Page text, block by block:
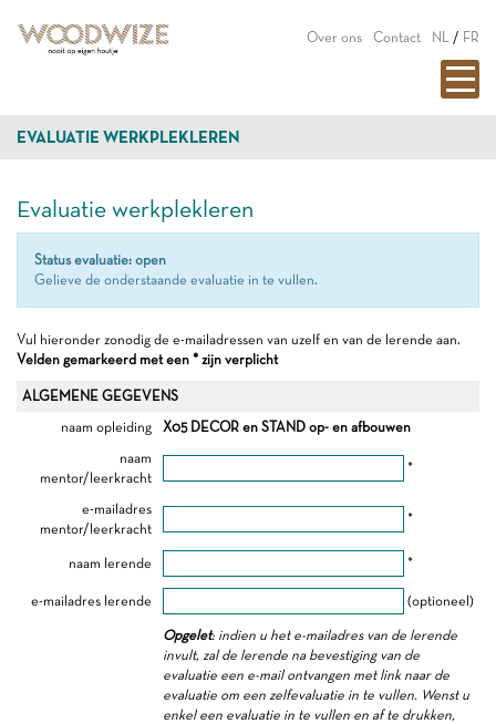
Over ons Contact NL / FR
EVALUATIE WERKPLEKLEREN
Evaluatie werkplekleren
Status evaluatie: open
Gelieve de onderstaande evaluatie in te vullen.
Vul hieronder zonodig de e-mailadressen van uzelf en van de lerende aan.
Velden gemarkeerd met een * zijn verplicht
ALGEMENE GEGEVENS
naam opleiding
X05 DECOR en STAND op- en afbouwen
naam
mentor/leerkracht
*
e-mailadres
mentor/leerkracht
*
naam lerende *
e-mailadres lerende (optioneel)
Opgelet: indien u het e-mailadres van de lerende
invult, zal de lerende na bevestiging van de
evaluatie een e-mail ontvangen met link naar de
evaluatie om een zelfevaluatie in te vullen. Wenst u
enkel een evaluatie in te vullen en af te drukken,